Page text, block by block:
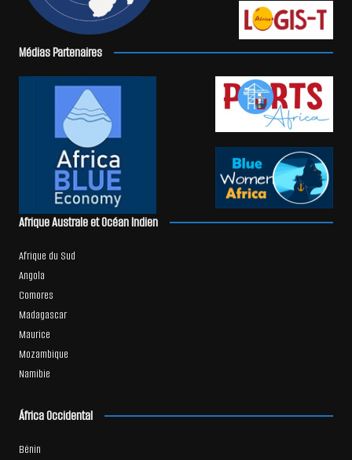
Médias Partenaires
Afrique Australe et Océan Indien
Afrique du Sud
Angola
Comores
Madagascar
Maurice
Mozambique
Namibie
África Occidental
Bénin